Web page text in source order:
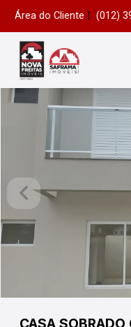
Área do Cliente (012)
CASA SOBRADO